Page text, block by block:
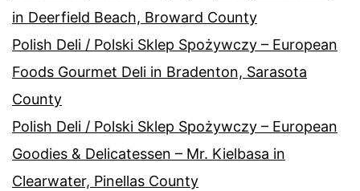
in Deerfield Beach, Broward County
Polish Deli / Polski Sklep Spożywczy – European
Foods Gourmet Deli in Bradenton, Sarasota
County
Polish Deli / Polski Sklep Spożywczy – European
Goodies & Delicatessen – Mr. Kielbasa in
Clearwater, Pinellas County